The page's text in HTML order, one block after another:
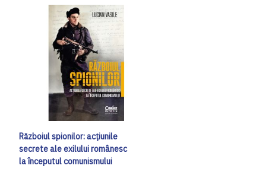
Războiul spionilor: acțiunile
secrete ale exilului românesc
la începutul comunismului